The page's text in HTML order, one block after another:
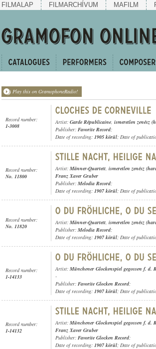
FILMALAP FILMARCHÍVUM MAFILM
Play this on GramophoneRadio!
Record number:
1-3008
Artist: Garde Républicaine, ismeretlen zenész
Publisher: Favorite Record;
Date of recording: 1905 körül; Date of
Record number:
No. 11800
Artist: Männer-Quartett, ismeretlen zenész
Franz Xaver Gruber
Publisher: Melodia Record;
Date of recording: 1907 körül; Date of
Record number:
No. 11820
Artist: Männer-Quartett, ismeretlen zenész
Publisher: Melodia Record;
Date of recording: 1907 körül; Date of
Record number:
1-14133
Artist: Münchener Glockenspiel gegossen f. d.
-
Publisher: Favorite Glocken Record;
Date of recording: 1907 körül; Date of
Record number:
1-14132
Artist: Münchener Glockenspiel gegossen f. d.
Franz Xaver Gruber
Publisher: Favorite Glocken Record;
Date of recording: 1907 körül; Date of